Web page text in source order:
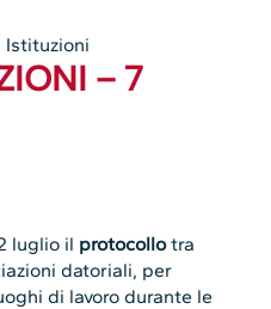
Istituzioni
– 7
luglio il protocollotra
datoriali, per
di lavoro durante le